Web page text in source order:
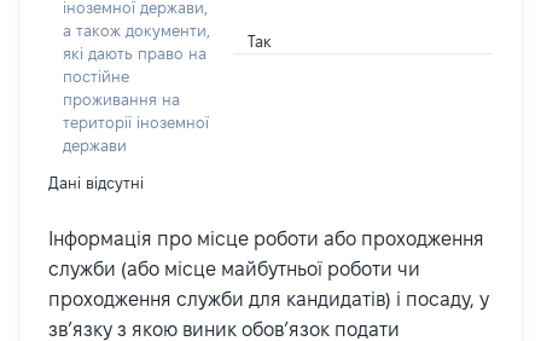
іноземної держави,
а також документи,
які дають право на
постійне
проживання на
території іноземної
держави
Так
Дані відсутні
Інформація про місце роботи або проходження
служби (або місце майбутньої роботи чи
проходження служби для кандидатів) і посаду, у
зв’язку з якою виник обов’язок подати